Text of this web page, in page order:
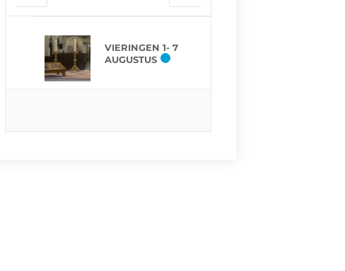
VIERINGEN 1- 7
AUGUSTUS